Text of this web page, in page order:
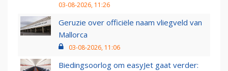
03-08-2026, 11:26
Geruzie over officiële naam vliegveld van
Mallorca
03-08-2026, 11:06
Biedingsoorlog om easyJet gaat verder: